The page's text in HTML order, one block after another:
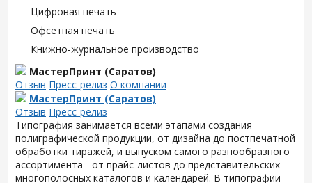
Цифровая печать
Офсетная печать
Книжно-журнальное производство
МастерПринт (Саратов)
Отзыв Пресс-релиз О компании
МастерПринт (Саратов)
Отзыв Пресс-релиз
Типография занимается всеми этапами создания
полиграфической продукции, от дизайна до постпечатной
обработки тиражей, и выпуском самого разнообразного
ассортимента - от прайс-листов до представительских
многополосных каталогов и календарей. В типографии